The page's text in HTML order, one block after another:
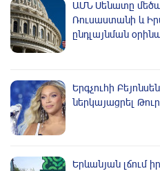
ԱՄՆ Սենատը
Ռուսաստանի և
ընդլայնման
Երգչուհի
ներկայացրել
Երևանյան լճում